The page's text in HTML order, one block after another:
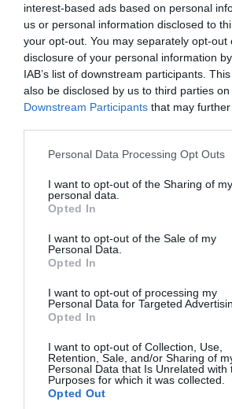
interest-based ads based on personal
us or personal information disclosed to
your opt-out. You may separately opt-out
disclosure of your personal information
IAB’s list of downstream participants.
also be disclosed by us to third parties on
Downstream Participants that may
Please note that this website/app uses
not limited to your visit or usage
grant or deny consent to Google and its
use your data for below specified
consent section.
Personal Data Processing Opt Outs
I want to opt-out of the Sharing of my
personal data.
Opted In
I want to opt-out of the Sale of my
Personal Data.
Opted In
I want to opt-out of processing my
Personal Data for Targeted
Opted In
I want to opt-out of Collection, Use,
Retention, Sale, and/or Sharing of
Personal Data that Is Unrelated with
Purposes for which it was collected.
Opted Out
Impression painting at interior, link in bio?‍
#liesbethserlie #interior #painting #cow
#bedenbreakfast #b&b #sleepingroom
#living #dutch #boerderij #gelderland #koe